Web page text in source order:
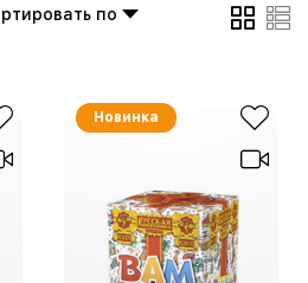
по
Новинка